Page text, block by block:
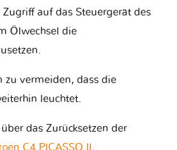
auf das Steuergerät des
Ölwechsel die
zu vermeiden, dass die
leuchtet.
das Zurücksetzen der
C4 PICASSO II.